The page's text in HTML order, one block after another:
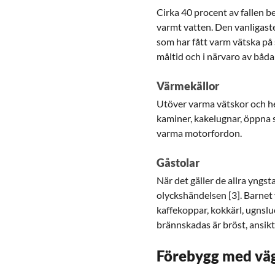
Cirka 40 procent av fallen
varmt vatten. Den
som har fått varm vätska
måltid och i närvaro av
Värmekällor
Utöver varma vätskor och
kaminer, kakelugnar,
varma motorfordon.
Gåstolar
När det gäller de allra
olyckshändelsen [3].
kaffekoppar, kokkärl,
brännskadas är bröst,
Förebygg med